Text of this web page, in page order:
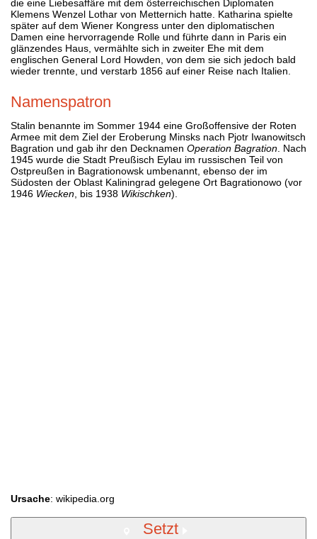
die eine Liebesaffäre mit dem österreichischen Diplomaten
Klemens Wenzel Lothar von Metternich hatte. Katharina spielte
später auf dem Wiener Kongress unter den diplomatischen
Damen eine hervorragende Rolle und führte dann in Paris ein
glänzendes Haus, vermählte sich in zweiter Ehe mit dem
englischen General Lord Howden, von dem sie sich jedoch bald
wieder trennte, und verstarb 1856 auf einer Reise nach Italien.
Namenspatron
Stalin benannte im Sommer 1944 eine Großoffensive der Roten
Armee mit dem Ziel der Eroberung Minsks nach Pjotr Iwanowitsch
Bagration und gab ihr den Decknamen Operation Bagration . Nach
1945 wurde die Stadt Preußisch Eylau im russischen Teil von
Ostpreußen in Bagrationowsk umbenannt, ebenso der im
Südosten der Oblast Kaliningrad gelegene Ort Bagrationowo (vor
1946 Wiecken , bis 1938 Wikischken).
Ursache: wikipedia.org
Setzt